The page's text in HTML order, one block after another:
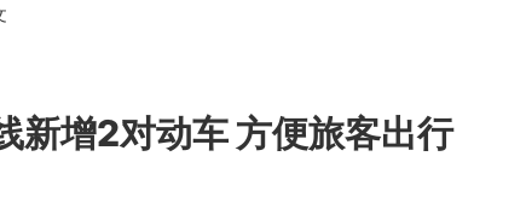
新增2对动车 方便旅客出行